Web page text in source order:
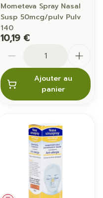
Mometeva Spray Nasal
Susp 50mcg/pulv Pulv
140
10,19 €
Ajouter au
panier